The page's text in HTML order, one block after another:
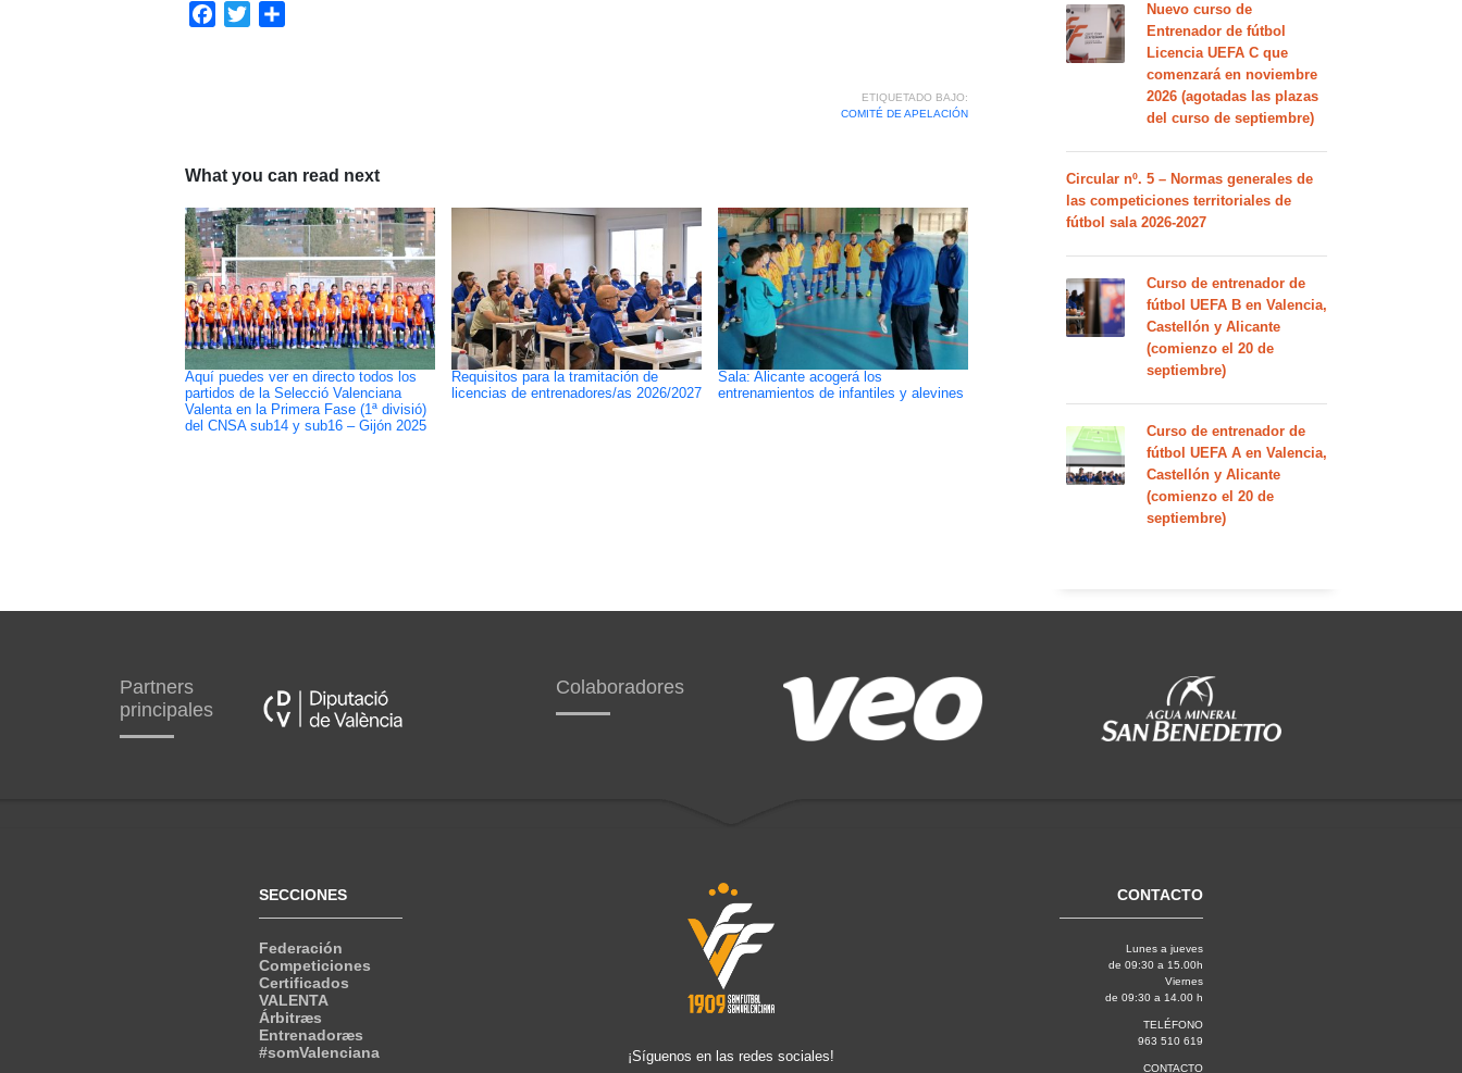
Facebook
Twitter
ETIQUETADO BAJO:
COMITÉ DE APELACIÓN
What you can read next
Aquí puedes ver en directo todos los
partidos de la Selecció Valenciana
Valenta en la Primera Fase (1ª divisió)
del CNSA sub14 y sub16 – Gijón 2025
Requisitos para la tramitación de
licencias de entrenadores/as 2026/2027
Sala: Alicante acogerá los
entrenamientos de infantiles y alevines
Nuevo curso de
Entrenador de fútbol
Licencia UEFA C que
comenzará en noviembre
2026 (agotadas las plazas
del curso de septiembre)
Circular nº. 5 – Normas generales de
las competiciones territoriales de
fútbol sala 2026-2027
Curso de entrenador de
fútbol UEFA B en Valencia,
Castellón y Alicante
(comienzo el 20 de
septiembre)
Curso de entrenador de
fútbol UEFA A en Valencia,
Castellón y Alicante
(comienzo el 20 de
septiembre)
Partners
principales
Colaboradores
SECCIONES
Federación
Competiciones
Certificados
VALENTA
Árbitræs
Entrenadoræs
#somValenciana
¡Síguenos en las redes sociales!
CONTACTO
Lunes a jueves
de 09:30 a 15.00h
Viernes
de 09:30 a 14.00 h
TELÉFONO
963 510 619
CONTACTO